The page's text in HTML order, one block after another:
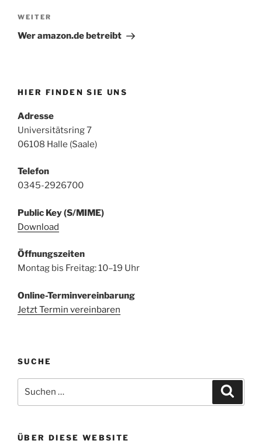
Nächster
Beitrag
WEITER
Wer amazon.de betreibt
HIER FINDEN SIE UNS
Adresse
Universitätsring 7
06108 Halle (Saale)
Telefon
0345-2926700
Public Key (S/MIME)
Download
Öffnungszeiten
Montag bis Freitag: 10–19 Uhr
Online-Terminvereinbarung
Jetzt Termin vereinbaren
SUCHE
nach:
ÜBER DIESE WEBSITE